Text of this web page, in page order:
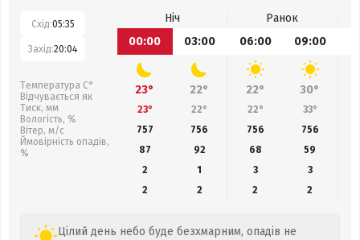
Схід:05:35
Захід:20:04
Температура С°
Відчувається як
Тиск, мм
Вологість, %
Вітер, м/с
Ймовірність опадів,
%
Ніч
Ранок
00:00
03:00 06:00 09:00
23° 22° 22° 30°
23° 22° 22° 33°
757
756 756 756
87
92 68 59
2
1 3
3
2
2 2 2
Цілий день небо буде безхмарним, опадів не